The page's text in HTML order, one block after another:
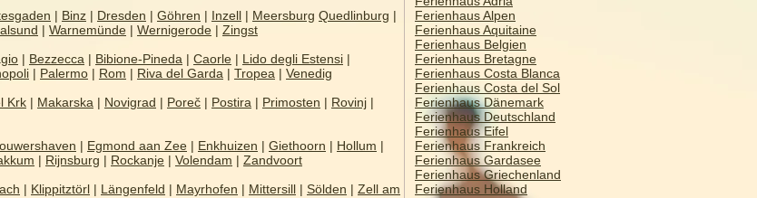
| Binz | Dresden | Göhren | Inzell | Meersburg Quedlinburg |
| Warnemünde | Wernigerode | Zingst
| Bezzecca | Bibione-Pineda | Caorle | Lido degli Estensi |
| Palermo | Rom | Riva del Garda | Tropea | Venedig
Krk | Makarska | Novigrad | Poreč | Postira | Primosten | Rovinj |
| Egmond aan Zee | Enkhuizen | Giethoorn | Hollum |
| Rijnsburg | Rockanje | Volendam | Zandvoort
| Klippitztörl | Längenfeld | Mayrhofen | Mittersill | Sölden | Zell am
Ferienhaus Alpen
Ferienhaus Aquitaine
Ferienhaus Belgien
Ferienhaus Bretagne
Ferienhaus Costa Blanca
Ferienhaus Costa del Sol
Ferienhaus Dänemark
Ferienhaus Deutschland
Ferienhaus Eifel
Ferienhaus Frankreich
Ferienhaus Gardasee
Ferienhaus Griechenland
Ferienhaus Holland